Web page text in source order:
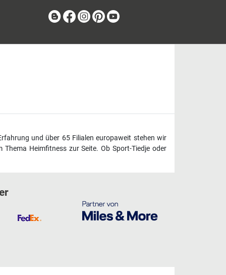
BlogFacebook
Instagram
Pinterest
und über 65 Filialen europaweit stehen wir
Heimfitness zur Seite. Ob Sport-Tiedje oder